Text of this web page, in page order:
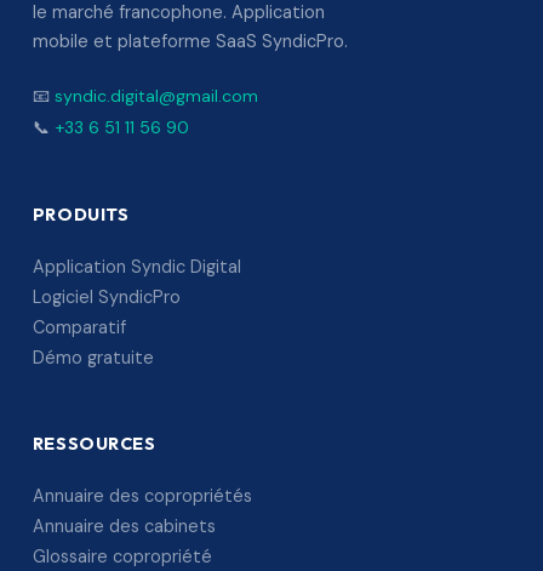
le marché francophone. Application
mobile et plateforme SaaS SyndicPro.
📧 syndic.digital@gmail.com
📞 +33 6 51 11 56 90
PRODUITS
Application Syndic Digital
Logiciel SyndicPro
Comparatif
Démo gratuite
RESSOURCES
Annuaire des copropriétés
Annuaire des cabinets
Glossaire copropriété